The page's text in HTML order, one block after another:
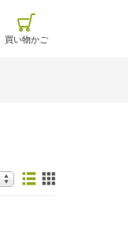
買い物かご